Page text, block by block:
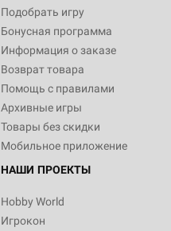
Подобрать игру
Бонусная программа
Информация о заказе
Возврат товара
Помощь с правилами
Архивные игры
Товары без скидки
Мобильное приложение
НАШИ ПРОЕКТЫ
Hobby World
Игрокон